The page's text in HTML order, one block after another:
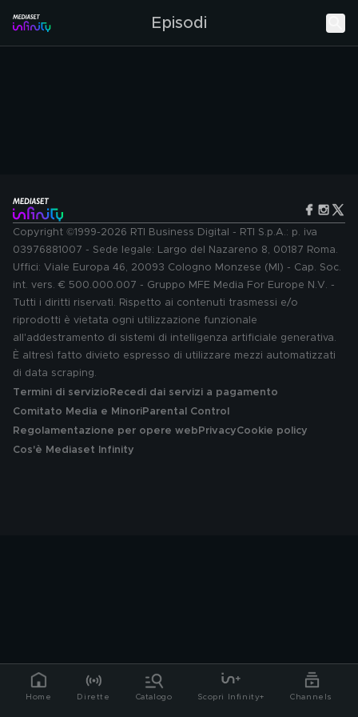
Episodi
Home Dirette Catalogo Scopri Infinity+ Channels
Copyright ©1999-2026 RTI Business Digital - RTI S.p.A.: p. iva
03976881007 - Sede legale: Largo del Nazareno 8, 00187 Roma.
Uffici: Viale Europa 46, 20093 Cologno Monzese (MI) - Cap. Soc.
int. vers. € 500.000.007 - Gruppo MFE Media For Europe N.V. -
Tutti i diritti riservati. Rispetto ai contenuti trasmessi e/o
riprodotti è vietata ogni utilizzazione funzionale
all'addestramento di sistemi di intelligenza artificiale generativa.
È altresì fatto divieto espresso di utilizzare mezzi automatizzati
di data scraping.
Termini di servizio Recedi dai servizi a pagamento
Comitato Media e MinoriParental Control
Regolamentazione per opere web PrivacyCookie policy
Cos'è Mediaset Infinity